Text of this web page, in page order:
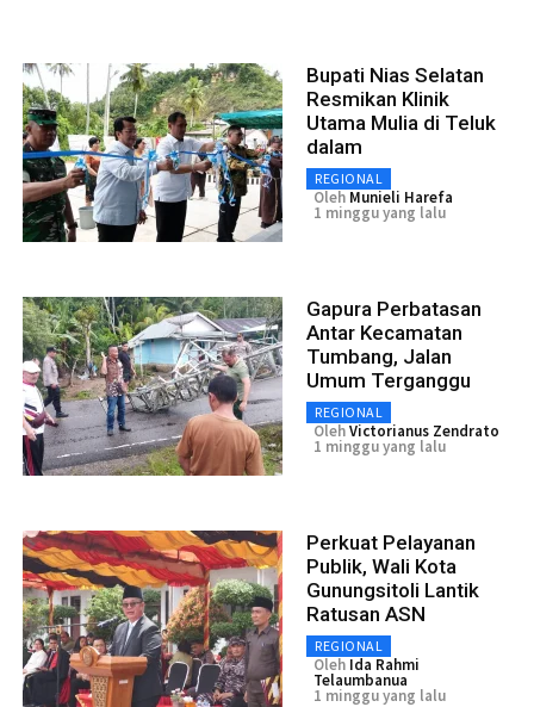
Bupati Nias Selatan
Resmikan Klinik
Utama Mulia di Teluk
dalam
REGIONAL
Oleh Munieli Harefa
1 minggu yang lalu
Gapura Perbatasan
Antar Kecamatan
Tumbang, Jalan
Umum Terganggu
REGIONAL
OlehVictorianus Zendrato
1 minggu yang lalu
Perkuat Pelayanan
Publik, Wali Kota
Gunungsitoli Lantik
Ratusan ASN
REGIONAL
Oleh Ida Rahmi
Telaumbanua
1 minggu yang lalu